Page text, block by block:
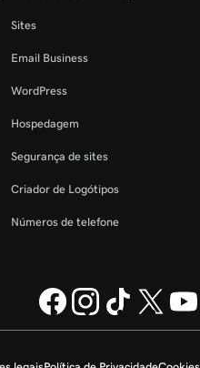
Sites
Email Business
WordPress
Hospedagem
Segurança de sites
Criador de Logótipos
Números de telefone